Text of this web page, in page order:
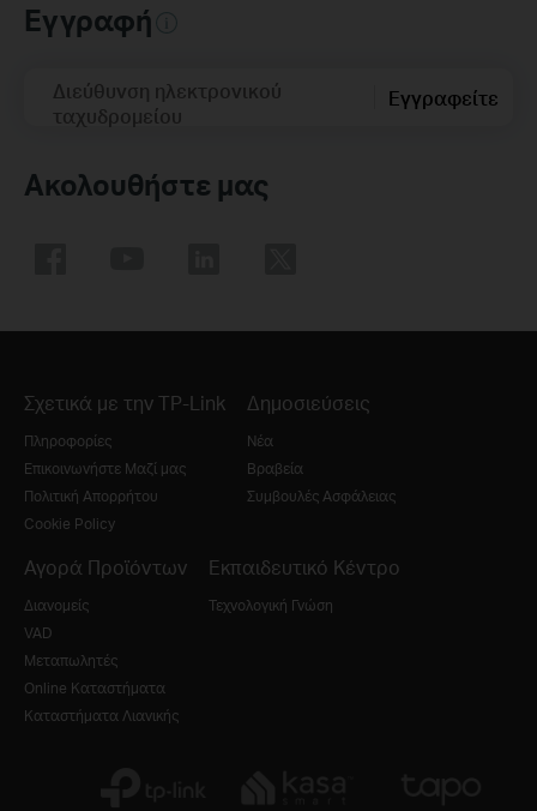
Εγγραφή
Διεύθυνση ηλεκτρονικού
ταχυδρομείου
Εγγραφείτε
Ακολουθήστε μας
Σχετικά με την TP-Link
Πληροφορίες
Επικοινωνήστε Μαζί μας
Πολιτική Απορρήτου
Cookie Policy
Δημοσιεύσεις
Νέα
Βραβεία
Συμβουλές Ασφάλειας
Αγορά Προϊόντων
Διανομείς
VAD
Μεταπωλητές
Online Καταστήματα
Καταστήματα Λιανικής
Εκπαιδευτικό Κέντρο
Τεχνολογική Γνώση